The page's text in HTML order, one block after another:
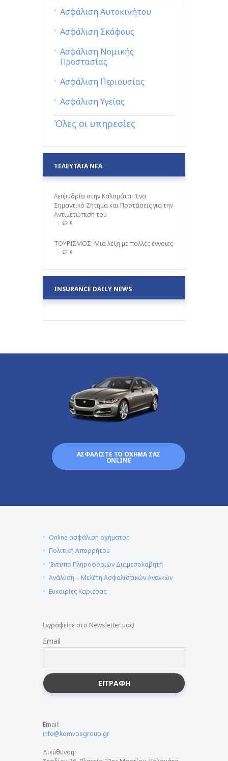
Ασφάλιση Αυτοκινήτου
Ασφάλιση Σκάφους
Ασφάλιση Νομικής
Προστασίας
Ασφάλιση Περιουσίας
Ασφάλιση Υγείας
Όλες οι υπηρεσίες
ΤΕΛΕΥΤΑΙΑ ΝΕΑ
Λειψυδρία στην Καλαμάτα: Ένα
Σημαντικό Ζήτημα και Προτάσεις για την
Αντιμετώπισή του
0
ΤΟΥΡΙΣΜΟΣ: Μια λέξη με πολλές έννοιες
0
INSURANCE DAILY NEWS
ΑΣΦΑΛΙΣΤΕ ΤΟ ΟΧΗΜΑ ΣΑΣ
ONLINE
Online ασφάλιση οχήματος
Πολιτική Απορρήτου
Έντυπο Πληροφοριών Διαμεσολαβητή
Ανάλυση – Μελέτη Ασφαλιστικών Αναγκών
Ευκαιρίες Καριέρας
Εγγραφείτε στο Newsletter μας!
Email
Email:
info@komvosgroup.gr
Διεύθυνση: